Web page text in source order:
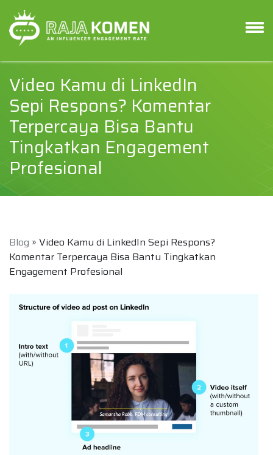
Video Kamu di LinkedIn
Sepi Respons? Komentar
Terpercaya Bisa Bantu
Tingkatkan Engagement
Profesional
Blog » Video Kamu di LinkedIn Sepi Respons?
Komentar Terpercaya Bisa Bantu Tingkatkan
Engagement Profesional